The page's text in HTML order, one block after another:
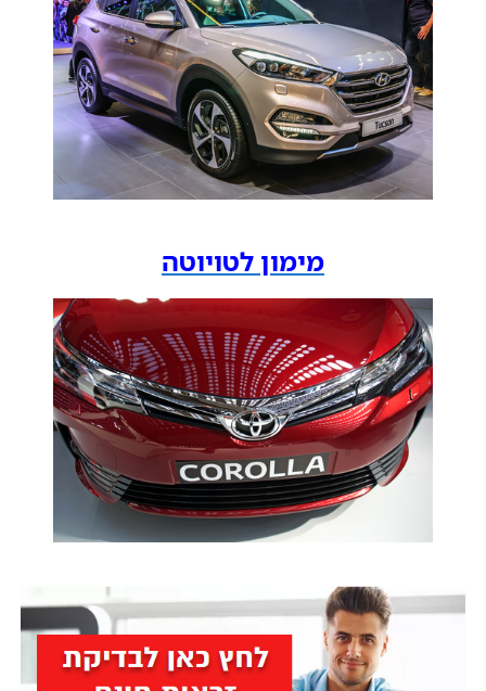
מימון לטויוטה